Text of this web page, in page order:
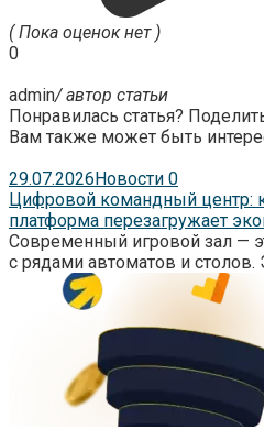
( Пока оценок нет )
0
admin/ автор статьи
Понравилась статья?
Вам также может быть
29.07.2026 Новости 0
Цифровой командный центр:
платформа перезагружает
Современный игровой зал —
с рядами автоматов и столов.